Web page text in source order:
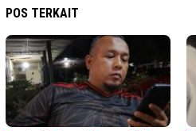
POS TERKAIT